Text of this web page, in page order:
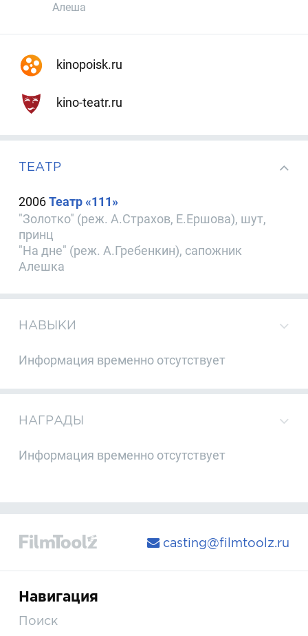
Алеша
kinopoisk.ru
kino-teatr.ru
ТЕАТР
2006Театр «111»
"Золотко" (реж. А.Страхов, Е.Ершова), шут,
принц
"На дне" (реж. А.Гребенкин), сапожник
Алешка
НАВЫКИ
Информация временно отсутствует
НАГРАДЫ
Информация временно отсутствует
casting@filmtoolz.ru
Навигация
Поиск